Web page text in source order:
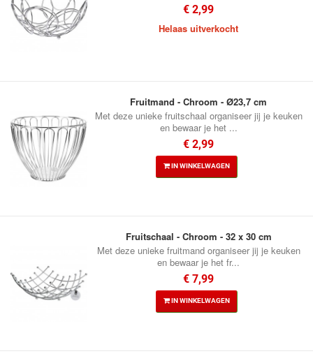
€ 2,99
Helaas uitverkocht
Fruitmand - Chroom - Ø23,7 cm
Met deze unieke fruitschaal organiseer jij je keuken
en bewaar je het ...
€ 2,99
IN WINKELWAGEN
Fruitschaal - Chroom - 32 x 30 cm
Met deze unieke fruitmand organiseer jij je keuken
en bewaar je het fr...
€ 7,99
IN WINKELWAGEN